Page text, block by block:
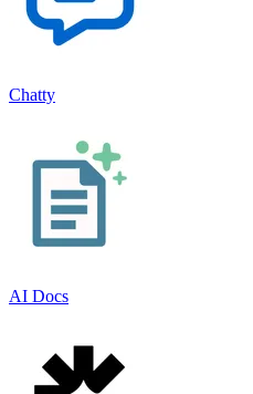
Chatty
AI Docs